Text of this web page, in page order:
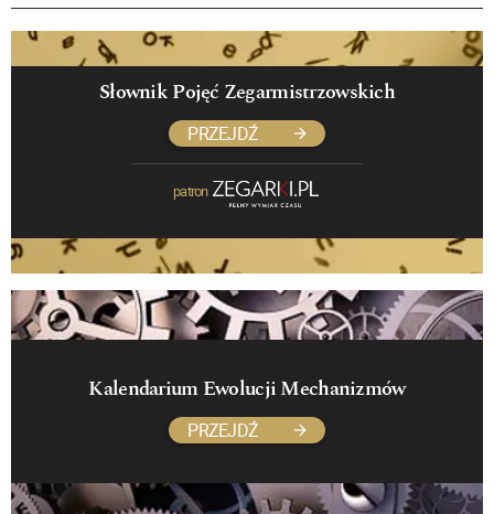
Słownik Pojęć Zegarmistrzowskich
PRZEJDŹ
patron
Kalendarium Ewolucji Mechanizmów
PRZEJDŹ